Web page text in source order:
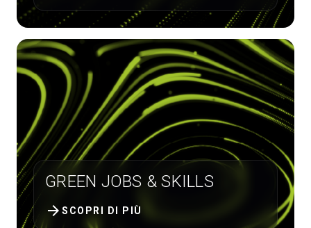
GREEN JOBS & SKILLS
SCOPRI DI PIÙ
arrow_forward